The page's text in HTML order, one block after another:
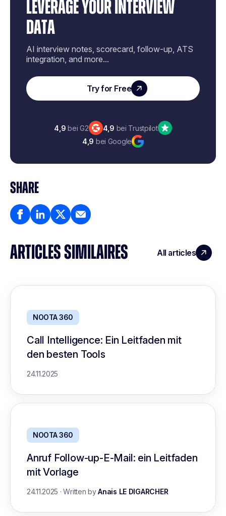
LEVERAGE YOUR INTERVIEW
DATA
AI interview notes, scorecard, follow-up, ATS
integration, and more...
Try for Free
4,9 bei G2 4,9 bei Trustpilot
4,9 bei Google
SHARE
ARTICLES SIMILAIRES All articles
NOOTA 360
Call Intelligence: Ein Leitfaden mit
den besten Tools
24.11.2025
NOOTA 360
Anruf Follow-up-E-Mail: ein Leitfaden
mit Vorlage
24.11.2025 ·Written byAnais LE DIGARCHER